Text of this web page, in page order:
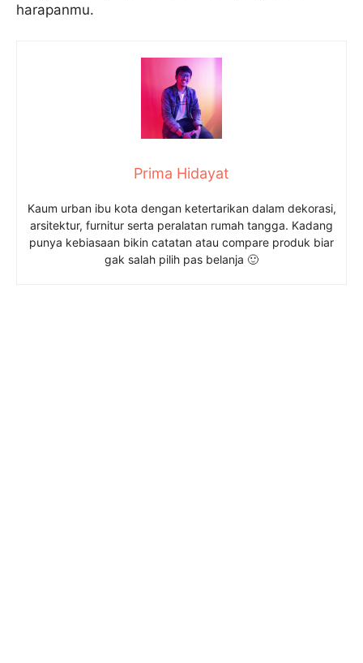
harapanmu.
Prima Hidayat
Kaum urban ibu kota dengan ketertarikan dalam dekorasi,
arsitektur, furnitur serta peralatan rumah tangga. Kadang
punya kebiasaan bikin catatan atau compare produk biar
gak salah pilih pas belanja 🙂